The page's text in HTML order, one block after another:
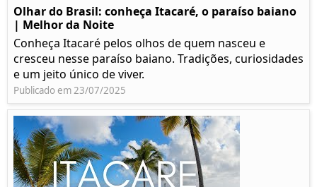
Olhar do Brasil: conheça Itacaré, o paraíso baiano
| Melhor da Noite
Conheça Itacaré pelos olhos de quem nasceu e
cresceu nesse paraíso baiano. Tradições, curiosidades
e um jeito único de viver.
Publicado em 23/07/2025